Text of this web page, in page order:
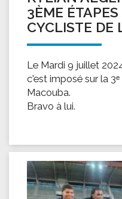
3ÈME
CYCLISTE DE
Le Mardi 9 juillet
c'est imposé sur la
Macouba.
Bravo à lui.